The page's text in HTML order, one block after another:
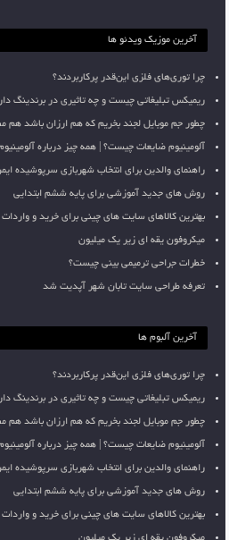
آخرین موزیک ویدئو ها
چرا توری‌های فلزی این‌قدر پرکاربردند؟
ریمیکس تبلیغاتی چیست و چه تاثیری در برندینگ
چطور جم موبایل لجند بخریم که هم ارزان باشد هم
آلومینیوم ضایعات چیست؟ | همه چیز درباره
راهنمای والدین برای انتخاب شهربازی سرپوشیده
روش های جدید آموزشی برای پایه ششم ابتدایی
بهترین کالاهای سایت های چینی برای خرید و واردات
میکروفون یقه ای زیر یک میلیون
خطرات جراحی ترمیمی بینی چیست؟
تعرفه طراحی سایت تابان شهر آپدیت شد
آخرین آلبوم ها
چرا توری‌های فلزی این‌قدر پرکاربردند؟
ریمیکس تبلیغاتی چیست و چه تاثیری در برندینگ
چطور جم موبایل لجند بخریم که هم ارزان باشد هم
آلومینیوم ضایعات چیست؟ | همه چیز درباره
راهنمای والدین برای انتخاب شهربازی سرپوشیده
روش های جدید آموزشی برای پایه ششم ابتدایی
بهترین کالاهای سایت های چینی برای خرید و واردات